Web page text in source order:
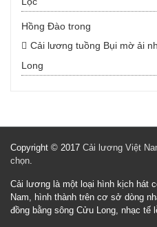
Hồng Đào trong
Cải lương tuồng Bụi mờ ải
Long
Copyright © 2017 Cải lương Việt
chọn.
Cải lương là một loại hình kịch hát
Nam, hình thành trên cơ sở dòng
đồng bằng sông Cửu Long, nhạc tế